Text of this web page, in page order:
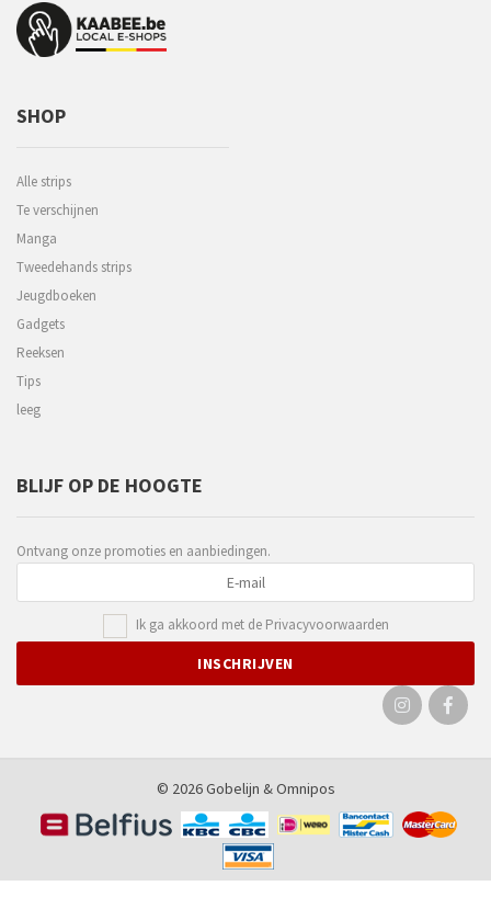
SHOP
Alle strips
Te verschijnen
Manga
Tweedehands strips
Jeugdboeken
Gadgets
Reeksen
Tips
leeg
BLIJF OP DE HOOGTE
Ontvang onze promoties en aanbiedingen.
Ik ga akkoord met de Privacyvoorwaarden
© 2026 Gobelijn &Omnipos